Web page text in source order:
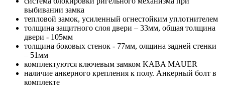
выбивании замка
тепловой замок, усиленный огнестойким уплотнителем
толщина защитного слоя двери – 33мм, общая толщина
двери - 105мм
толщина боковых стенок - 77мм, олщина задней стенки
– 51мм
комплектуются ключевым замком KABA MAUER
наличие анкерного крепления к полу. Анкерный болт в
комплекте